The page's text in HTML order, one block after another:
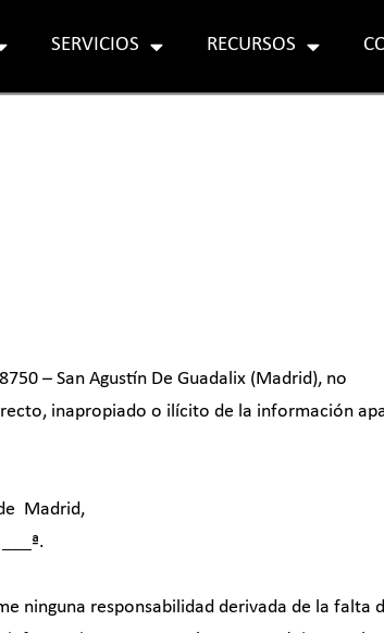
SERVICIOS RECURSOS
– San Agustín De Guadalix (Madrid), no
inapropiado o ilícito de la información
Madrid,
ninguna responsabilidad derivada de la falta